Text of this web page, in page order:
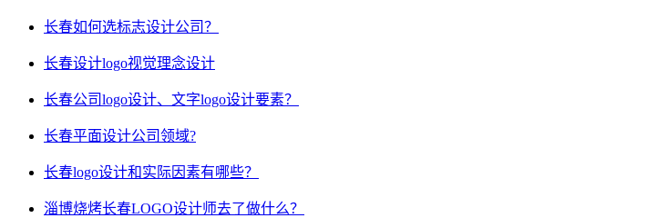
长春如何选标志设计公司？
长春设计logo视觉理念设计
长春公司logo设计、文字logo设计要素？
长春平面设计公司领域?
长春logo设计和实际因素有哪些？
淄博烧烤长春LOGO设计师去了做什么？